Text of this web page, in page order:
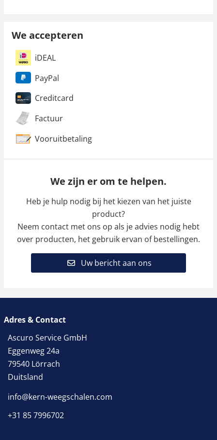
We accepteren
iDEAL
PayPal
Creditcard
Factuur
Vooruitbetaling
We zijn er om te helpen.
Heb je hulp nodig bij het kiezen van het juiste
product?
Neem contact met ons op als je advies nodig hebt
over producten, het gebruik ervan of bestellingen.
Uw bericht aan ons
Adres & Contact
Ascuro Service GmbH
Eggenweg 24a
79540 Lörrach
Duitsland
info@kern-weegschalen.com
+31 85 7996702